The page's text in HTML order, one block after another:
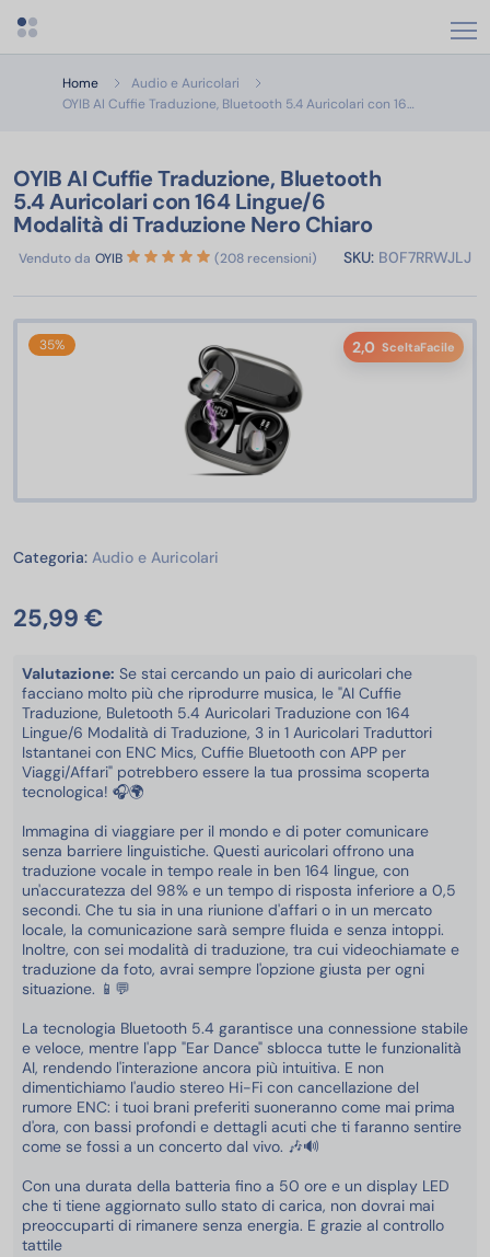
Apri menu categorie
Home
Audio e Auricolari
OYIB AI Cuffie Traduzione, Bluetooth 5.4 Auricolari con 16…
OYIB AI Cuffie Traduzione, Bluetooth
5.4 Auricolari con 164 Lingue/6
Modalità di Traduzione Nero Chiaro
Venduto da OYIB (208 recensioni) SKU: B0F7RRWJLJ
35% 2,0 SceltaFacile
Categoria: Audio e Auricolari
25,99 €
Valutazione: Se stai cercando un paio di auricolari che
facciano molto più che riprodurre musica, le "AI Cuffie
Traduzione, Buletooth 5.4 Auricolari Traduzione con 164
Lingue/6 Modalità di Traduzione, 3 in 1 Auricolari Traduttori
Istantanei con ENC Mics, Cuffie Bluetooth con APP per
Viaggi/Affari" potrebbero essere la tua prossima scoperta
tecnologica! 🎧🌍
Immagina di viaggiare per il mondo e di poter comunicare
senza barriere linguistiche. Questi auricolari offrono una
traduzione vocale in tempo reale in ben 164 lingue, con
un'accuratezza del 98% e un tempo di risposta inferiore a 0,5
secondi. Che tu sia in una riunione d'affari o in un mercato
locale, la comunicazione sarà sempre fluida e senza intoppi.
Inoltre, con sei modalità di traduzione, tra cui videochiamate e
traduzione da foto, avrai sempre l'opzione giusta per ogni
situazione. 📱💬
La tecnologia Bluetooth 5.4 garantisce una connessione stabile
e veloce, mentre l'app "Ear Dance" sblocca tutte le funzionalità
AI, rendendo l'interazione ancora più intuitiva. E non
dimentichiamo l'audio stereo Hi-Fi con cancellazione del
rumore ENC: i tuoi brani preferiti suoneranno come mai prima
d'ora, con bassi profondi e dettagli acuti che ti faranno sentire
come se fossi a un concerto dal vivo. 🎶🔊
Con una durata della batteria fino a 50 ore e un display LED
che ti tiene aggiornato sullo stato di carica, non dovrai mai
preoccuparti di rimanere senza energia. E grazie al controllo
tattile